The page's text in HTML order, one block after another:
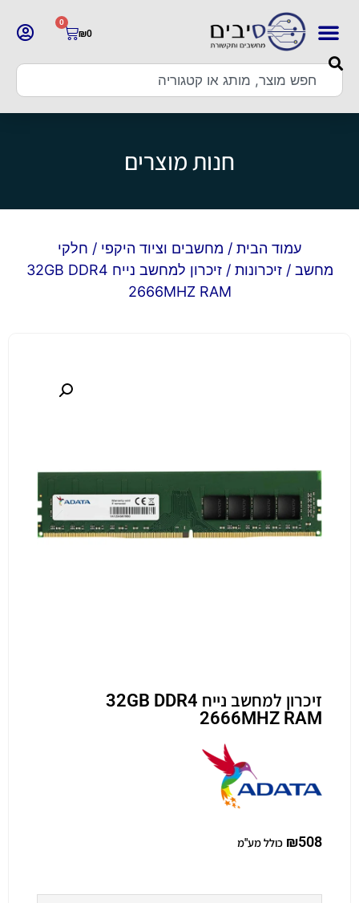
₪0
0
חנות מוצרים
עמוד הבית / מחשבים וציוד היקפי / חלקי
מחשב /זיכרונות
/ זיכרון למחשב נייח 32GB DDR4
2666MHZ RAM
זיכרון למחשב נייח 32GB DDR4
2666MHZ RAM
₪508 כולל מע"מ